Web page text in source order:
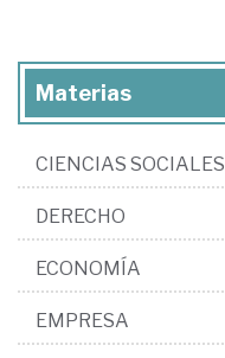
Materias
CIENCIAS SOCIALES
DERECHO
ECONOMÍA
EMPRESA